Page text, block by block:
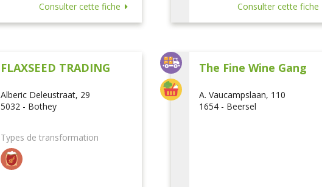
Consulter cette fiche Consulter cette fiche
FLAXSEED TRADING
Alberic Deleustraat, 29
5032 - Bothey
Types de transformation
The Fine Wine Gang
A. Vaucampslaan, 110
1654 - Beersel